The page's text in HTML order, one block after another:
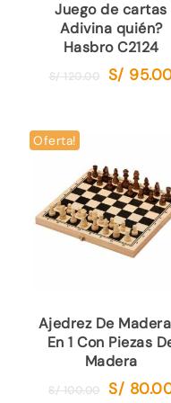
Juego de cartas
Adivina quién?
Hasbro C2124
S/120.00
El
S/
Oferta!
Ajedrez De
En 1 Con Piezas
Madera
S/100.00
El
S/